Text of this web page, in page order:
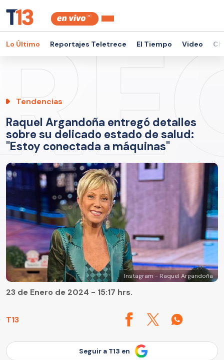
Lo Último Reportajes Teletrece El Tiempo Video
Tendencias
Raquel Argandoña entregó detalles
sobre su delicado estado de salud:
"Estoy conectada a máquinas"
Instagram - Raquel Argandoña
T13
23 de Enero de 2024 - 15:17 hrs.
Seguir a T13 en